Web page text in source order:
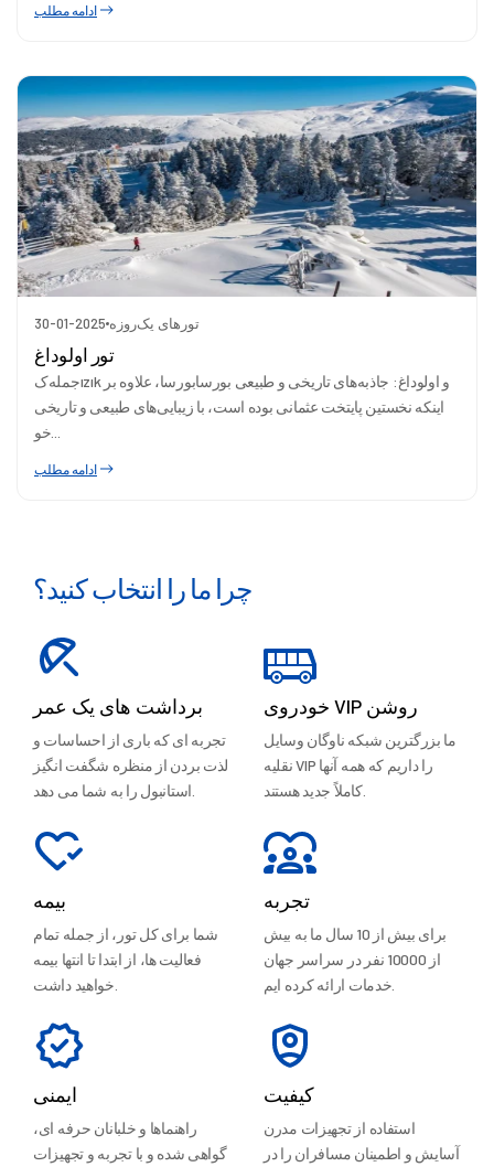
ادامه مطلب
30-01-2025 تورهای یک‌روزه
تور اولوداغ
جمله‌کızık و اولوداغ: جاذبه‌های تاریخی و طبیعی بورسابورسا، علاوه بر
اینکه نخستین پایتخت عثمانی بوده است، با زیبایی‌های طبیعی و تاریخی
ادامه مطلب
چرا ما را انتخاب کنید؟
برداشت های یک عمر
تجربه ای که باری از احساسات و
لذت بردن از منظره شگفت انگیز
خودروی VIP روشن
ما بزرگترین شبکه ناوگان وسایل
نقلیه VIP را داریم که همه آنها
کاملاً جدید هستند.
بیمه
شما برای کل تور، از جمله تمام
فعالیت ها، از ابتدا تا انتها بیمه
تجربه
برای بیش از 10 سال ما به بیش
از 10000 نفر در سراسر جهان
ایمنی
راهنماها و خلبانان حرفه ای،
گواهی شده و با تجربه و تجهیزات
کیفیت
استفاده از تجهیزات مدرن
آسایش و اطمینان مسافران را در